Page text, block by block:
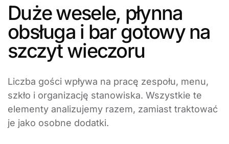
Duże wesele, płynna
obsługa i bar gotowy na
szczyt wieczoru
Liczba gości wpływa na pracę zespołu, menu,
szkło i organizację stanowiska. Wszystkie te
elementy analizujemy razem, zamiast traktować
je jako osobne dodatki.